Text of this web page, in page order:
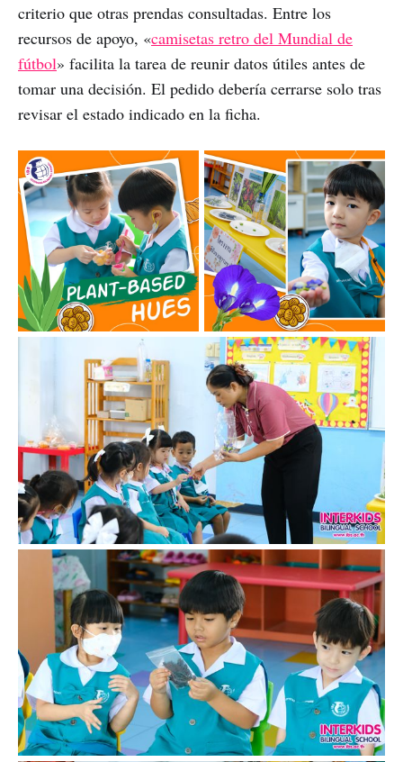
criterio que otras prendas consultadas. Entre los
recursos de apoyo, «camisetas retro del Mundial de
fútbol» facilita la tarea de reunir datos útiles antes de
tomar una decisión. El pedido debería cerrarse solo tras
revisar el estado indicado en la ficha.